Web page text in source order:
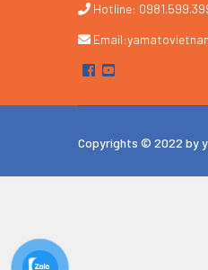
Hotline:
Copyrights © 2022 by